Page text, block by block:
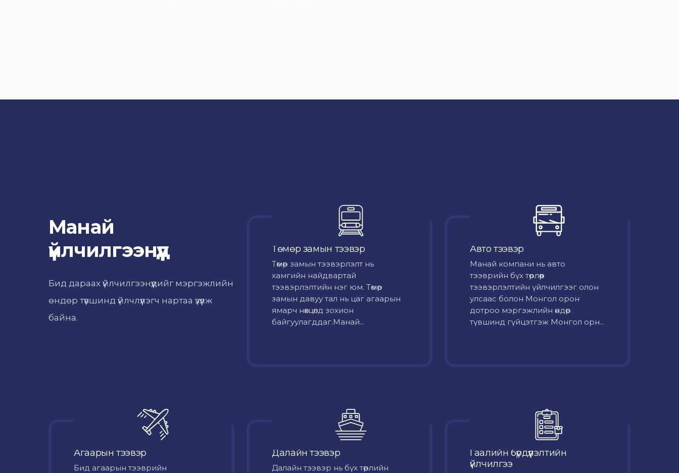
Манай
үйлчилгээнүүд
Бид дараах үйлчилгээнүүдийг мэргэжлийн
өндөр түвшинд үйлчлүүлэгч нартаа үзүүлж
байна.
Төмөр замын тээвэр
Төмөр замын тээвэрлэлт нь
хамгийн найдвартай
тээвэрлэлтийн нэг юм. Төмөр
замын давуу тал нь цаг агаарын
ямарч нөхцөлд зохион
байгуулагддаг.Манай...
Авто тээвэр
Mанай компани нь авто
тээврийн бүх төрлөөр
тээвэрлэлтийн үйлчилгээг олон
улсаас болон Монгол орон
дотроо мэргэжлийн өндөр
түвшинд гүйцэтгэж Монгол орн...
Агаарын тээвэр
Бид агаарын тээврийн
Далайн тээвэр
Далайн тээвэр нь бүх төрлийн
Гаалийн бүрдүүлэлтийн
үйлчилгээ